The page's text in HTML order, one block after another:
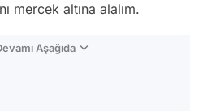
mercek altına alalım.
Aşağıda